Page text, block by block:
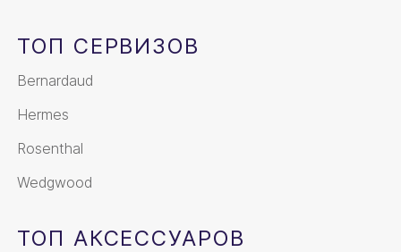
ТОП СЕРВИЗОВ
Bernardaud
Hermes
Rosenthal
Wedgwood
ТОП АКСЕССУАРОВ